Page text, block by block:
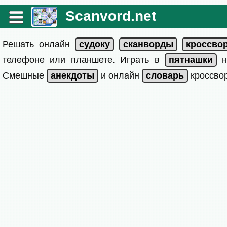
Scanvord.net
Решать онлайн
телефоне или планшете. Играть в
Смешные
и онлайн